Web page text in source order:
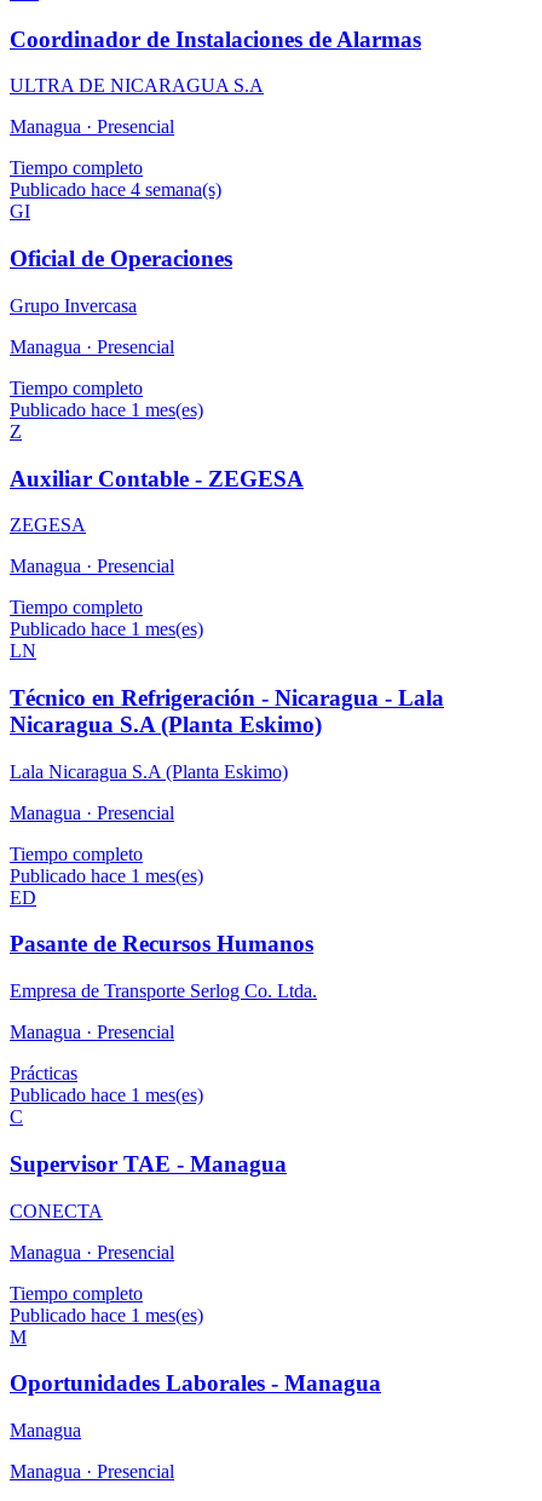
Coordinador de Instalaciones de Alarmas
ULTRA DE NICARAGUA S.A
Managua · Presencial
Tiempo completo
Publicado hace 4 semana(s)
GI
Oficial de Operaciones
Grupo Invercasa
Managua · Presencial
Tiempo completo
Publicado hace 1 mes(es)
Z
Auxiliar Contable - ZEGESA
ZEGESA
Managua · Presencial
Tiempo completo
Publicado hace 1 mes(es)
LN
Técnico en Refrigeración - Nicaragua - Lala
Nicaragua S.A (Planta Eskimo)
Lala Nicaragua S.A (Planta Eskimo)
Managua · Presencial
Tiempo completo
Publicado hace 1 mes(es)
ED
Pasante de Recursos Humanos
Empresa de Transporte Serlog Co. Ltda.
Managua · Presencial
Prácticas
Publicado hace 1 mes(es)
C
Supervisor TAE - Managua
CONECTA
Managua · Presencial
Tiempo completo
Publicado hace 1 mes(es)
M
Oportunidades Laborales - Managua
Managua
Managua · Presencial